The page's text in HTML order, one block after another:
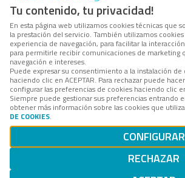
Tu contenido, tu privacidad!
En esta página web utilizamos cookies técnicas que
la prestación del servicio. También utilizamos
experiencia de navegación, para facilitar la
para permitirle recibir comunicaciones de marketing
navegación e intereses.
Puede expresar su consentimiento a la instalación
haciendo clic en ACEPTAR. Para rechazar puede
configurar las preferencias de cookies haciendo clic
Siempre puede gestionar sus preferencias entrando
obtener más información sobre las cookies que
DE COOKIES.
CONFIGURAR
RECHAZAR